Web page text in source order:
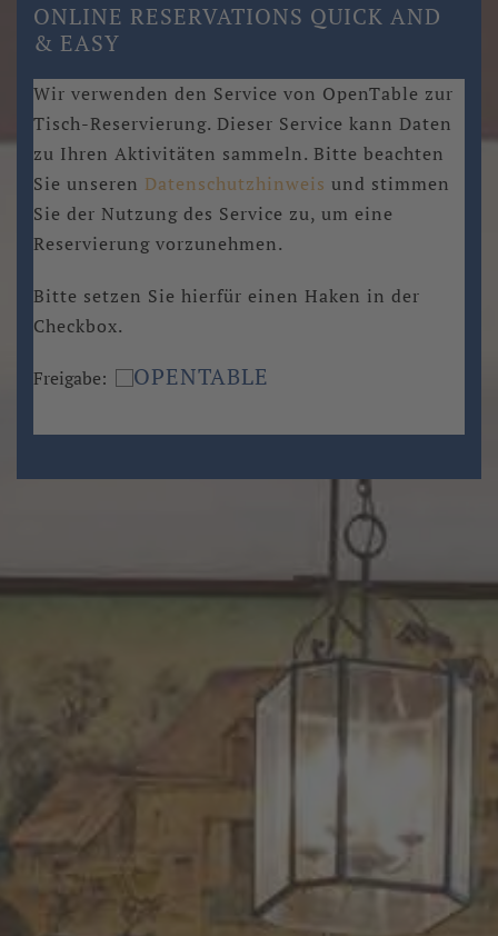
ONLINE RESERVATIONS QUICK AND
& EASY
Wir verwenden den Service von OpenTable zur
Tisch-Reservierung. Dieser Service kann Daten
zu Ihren Aktivitäten sammeln. Bitte beachten
Sie unseren Datenschutzhinweis und stimmen
Sie der Nutzung des Service zu, um eine
Reservierung vorzunehmen.
Bitte setzen Sie hierfür einen Haken in der
Checkbox.
Freigabe: OPENTABLE